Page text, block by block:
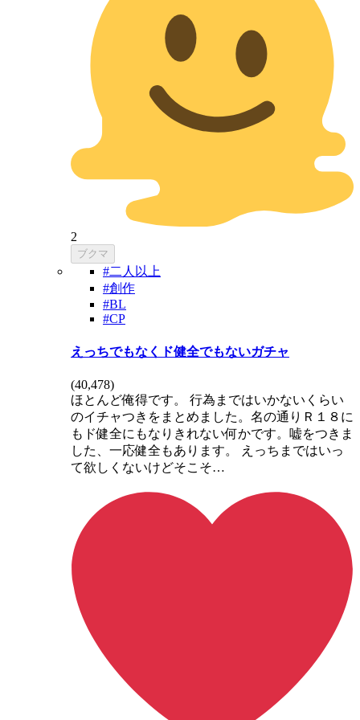
2
ブクマ
#二人以上
#創作
#BL
#CP
えっちでもなくド健全でもないガチャ
(40,478)
ほとんど俺得です。 行為まではいかないくらい
のイチャつきをまとめました。名の通りＲ１８に
もド健全にもなりきれない何かです。嘘をつきま
した、一応健全もあります。 えっちまではいっ
て欲しくないけどそこそ…